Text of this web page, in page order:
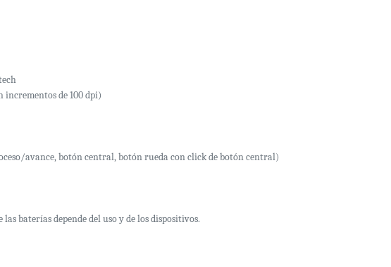
incrementos de 100 dpi)
avance, botón central, botón rueda con click de botón central)
baterías depende del uso y de los dispositivos.